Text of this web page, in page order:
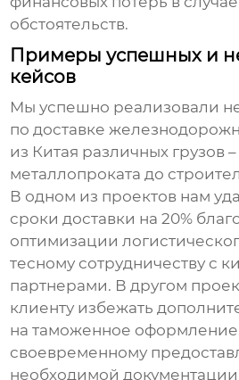
обстоятельств.
Примеры успешных и
кейсов
Мы успешно реализовали
подоставке
из Китая различных грузов –
металлопроката до
В одном из проектов нам
сроки доставки на 20%
оптимизации
тесному сотрудничеству с
партнерами. В другом
клиенту избежать
на таможенное
своевременному
необходимой